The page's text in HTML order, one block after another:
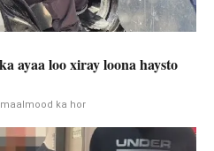
ayaa loo xiray loona haysto
maalmood ka hor